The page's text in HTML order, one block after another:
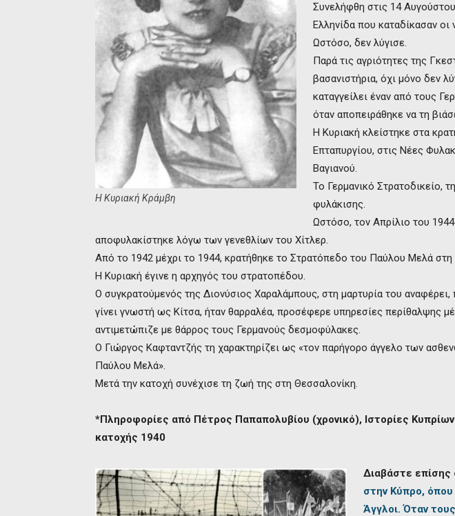
Η Κυριακή Κράμβη
Συνελήφθη στις 14
Ελληνίδα που καταδίκασαν οι
Ωστόσο, δεν λύγισε.
Παρά τις αγριότητες της
βασανιστήρια, όχι μόνο δεν
καταγγείλει έναν από τους
όταν αποπειράθηκε να τη
Η Κυριακή κλείστηκε στα
Επταπυργίου, στις Νέες
Βαγιανού.
Το Γερμανικό Στρατοδικείο,
φυλάκισης.
Ωστόσο, τον Απρίλιο του
αποφυλακίστηκε λόγω των γενεθλίων του Χίτλερ.
Από το 1942 μέχρι το 1944, κρατήθηκε το Στρατόπεδο του Παύλου Μελά
Η Κυριακή έγινε η αρχηγός του στρατοπέδου.
Ο συγκρατούμενός της Διονύσιος Χαραλάμπους, στη μαρτυρία του
γίνει γνωστή ως Κίτσα, ήταν θαρραλέα, προσέφερε υπηρεσίες περίθαλψης
αντιμετώπιζε με θάρρος τους Γερμανούς δεσμοφύλακες.
Ο Γιώργος Καφταντζής τη χαρακτηρίζει ως «τον παρήγορο άγγελο των
Παύλου Μελά».
Μετά την κατοχή συνέχισε τη ζωή της στη Θεσσαλονίκη.
*Πληροφορίες από Πέτρος Παπαπολυβίου (χρονικό), Ιστορίες
κατοχής 1940
Διαβάστε
στην Κύπρο,
Άγγλοι. Όταν